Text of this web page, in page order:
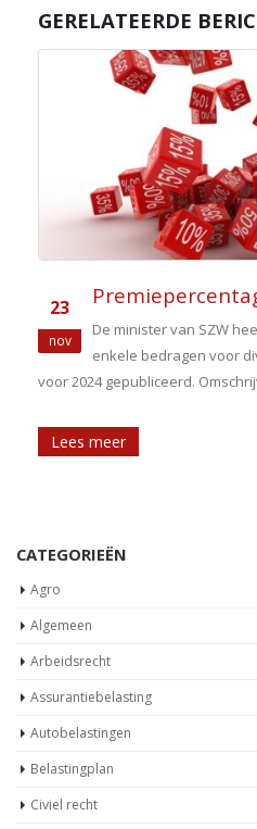
GERELATEERDE
23
nov
De minister van SZW
enkele bedragen voor
voor 2024 gepubliceerd.
Lees meer
CATEGORIEËN
Agro
Algemeen
Arbeidsrecht
Assurantiebelasting
Autobelastingen
Belastingplan
Civiel recht